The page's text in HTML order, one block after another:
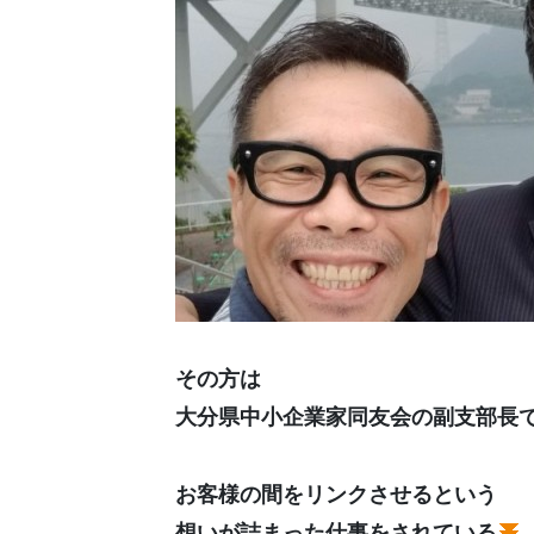
その方は
大分県中小企業家同友会の副支部長
お客様の間をリンクさせるという